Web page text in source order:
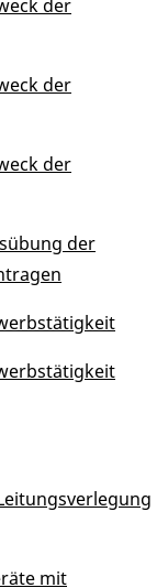
der
der
der
der
mit